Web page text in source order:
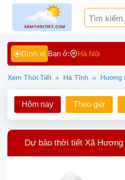
Định vị Bạn ở: Hà Nội
Xem Thời Tiết » Hà Tĩnh » Hương
Hôm nay Theo giờ
Dự báo thời tiết Xã